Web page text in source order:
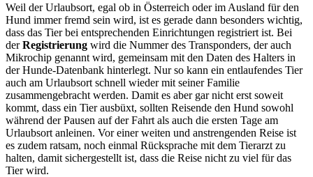
Weil der Urlaubsort, egal ob in Österreich oder im Ausland für den
Hund immer fremd sein wird, ist es gerade dann besonders wichtig,
dass das Tier bei entsprechenden Einrichtungen registriert ist. Bei
derRegistrierung wird die Nummer des Transponders, der auch
Mikrochip genannt wird, gemeinsam mit den Daten des Halters in
der Hunde-Datenbank hinterlegt. Nur so kann ein entlaufendes Tier
auch am Urlaubsort schnell wieder mit seiner Familie
zusammengebracht werden. Damit es aber gar nicht erst soweit
kommt, dass ein Tier ausbüxt, sollten Reisende den Hund sowohl
während der Pausen auf der Fahrt als auch die ersten Tage am
Urlaubsort anleinen. Vor einer weiten und anstrengenden Reise ist
es zudem ratsam, noch einmal Rücksprache mit dem Tierarzt zu
halten, damit sichergestellt ist, dass die Reise nicht zu viel für das
Tier wird.